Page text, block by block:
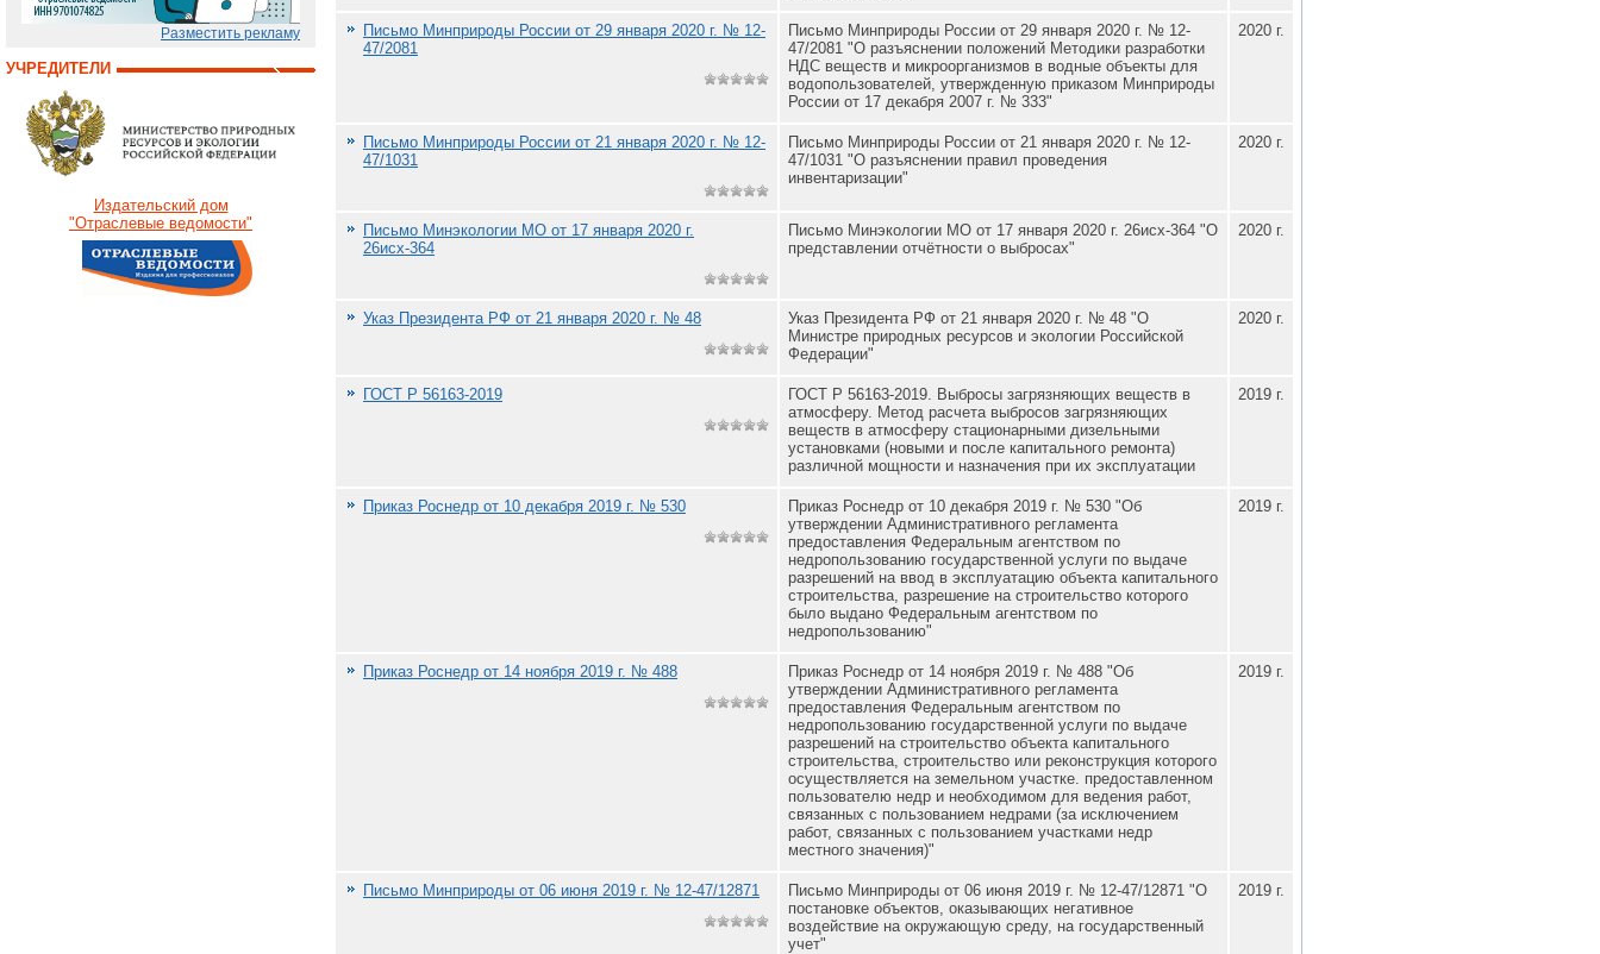
Разместить рекламу
УЧРЕДИТЕЛИ
Издательский дом
"Отраслевые ведомости"
Письмо Минприроды России от 29 января 2020 г. № 12-
47/2081
Письмо Минприроды России от 29 января 2020 г. № 12-
47/2081 "О разъяснении положений Методики разработки
НДС веществ и микроорганизмов в водные объекты для
водопользователей, утвержденную приказом Минприроды
России от 17 декабря 2007 г. № 333"
2020 г.
Письмо Минприроды России от 21 января 2020 г. № 12-
47/1031
Письмо Минприроды России от 21 января 2020 г. № 12-
47/1031 "О разъяснении правил проведения
инвентаризации"
2020 г.
Письмо Минэкологии МО от 17 января 2020 г.
26исх-364
Письмо Минэкологии МО от 17 января 2020 г. 26исх-364 "О
представлении отчётности о выбросах"
2020 г.
Указ Президента РФ от 21 января 2020 г. № 48
Указ Президента РФ от 21 января 2020 г. № 48 "О
Министре природных ресурсов и экологии Российской
Федерации"
2020 г.
ГОСТ Р 56163-2019
ГОСТ Р 56163-2019. Выбросы загрязняющих веществ в
атмосферу. Метод расчета выбросов загрязняющих
веществ в атмосферу стационарными дизельными
установками (новыми и после капитального ремонта)
различной мощности и назначения при их эксплуатации
2019 г.
Приказ Роснедр от 10 декабря 2019 г. № 530
Приказ Роснедр от 10 декабря 2019 г. № 530 "Об
утверждении Административного регламента
предоставления Федеральным агентством по
недропользованию государственной услуги по выдаче
разрешений на ввод в эксплуатацию объекта капитального
строительства, разрешение на строительство которого
было выдано Федеральным агентством по
недропользованию"
2019 г.
Приказ Роснедр от 14 ноября 2019 г. № 488
Приказ Роснедр от 14 ноября 2019 г. № 488 "Об
утверждении Административного регламента
предоставления Федеральным агентством по
недропользованию государственной услуги по выдаче
разрешений на строительство объекта капитального
строительства, строительство или реконструкция которого
осуществляется на земельном участке. предоставленном
пользователю недр и необходимом для ведения работ,
связанных с пользованием недрами (за исключением
работ, связанных с пользованием участками недр
местного значения)"
2019 г.
Письмо Минприроды от 06 июня 2019 г. № 12-47/12871
Письмо Минприроды от 06 июня 2019 г. № 12-47/12871 "О
постановке объектов, оказывающих негативное
воздействие на окружающую среду, на государственный
учет"
2019 г.